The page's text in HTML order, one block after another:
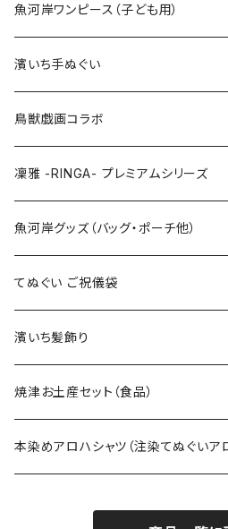
Mサイズ
Lサイズ
LLサイズ
特大3Lサイズ
100cm
110cm
120cm
130cm
上下セット
魚河岸ワンピース（子ども用）
100cm
120cm
濱いち手ぬぐい
鳥獣戯画コラボ
凜雅 -RINGA- プレミアムシリーズ
魚河岸グッズ（バッグ・ポーチ他）
てぬぐい ご祝儀袋
濱いち髪飾り
焼津お土産セット（食品）
本染めアロハシャツ（注染てぬぐいア